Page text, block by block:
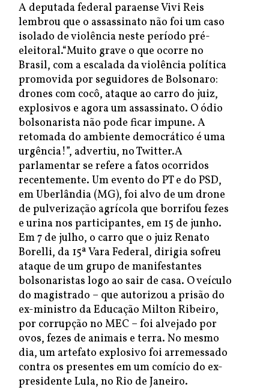
A deputada federal paraense Vivi Reis
lembrou que o assassinato não foi um caso
isolado de violência neste período pré-
eleitoral.“Muito grave o que ocorre no
Brasil, com a escalada da violência política
promovida por seguidores de Bolsonaro:
drones com cocô, ataque ao carro do juiz,
explosivos e agora um assassinato. O ódio
bolsonarista não pode ficar impune. A
retomada do ambiente democrático é uma
urgência!”, advertiu, no Twitter.A
parlamentar se refere a fatos ocorridos
recentemente. Um evento do PT e do PSD,
em Uberlândia (MG), foi alvo de um drone
de pulverização agrícola que borrifou fezes
e urina nos participantes, em 15 de junho.
Em 7 de julho, o carro que o juiz Renato
Borelli, da 15ª Vara Federal, dirigia sofreu
ataque de um grupo de manifestantes
bolsonaristas logo ao sair de casa. O veículo
do magistrado – que autorizou a prisão do
ex-ministro da Educação Milton Ribeiro,
por corrupção no MEC – foi alvejado por
ovos, fezes de animais e terra. No mesmo
dia, um artefato explosivo foi arremessado
contra os presentes em um comício do ex-
presidente Lula, no Rio de Janeiro.